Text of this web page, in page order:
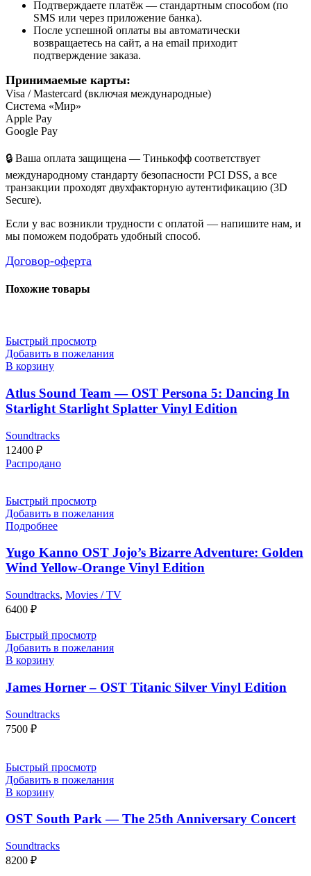
Подтверждаете платёж — стандартным способом (по
SMS или через приложение банка).
После успешной оплаты вы автоматически
возвращаетесь на сайт, а на email приходит
подтверждение заказа.
Принимаемые карты:
Visa / Mastercard (включая международные)
Система «Мир»
Apple Pay
Google Pay
🔒 Ваша оплата защищена — Тинькофф соответствует
международному стандарту безопасности PCI DSS, а все
транзакции проходят двухфакторную аутентификацию (3D
Secure).
Если у вас возникли трудности с оплатой — напишите нам, и
мы поможем подобрать удобный способ.
Договор-оферта
Похожие товары
Быстрый просмотр
Добавить в пожелания
В корзину
Atlus Sound Team — OST Persona 5: Dancing In
Starlight Starlight Splatter Vinyl Edition
Soundtracks
12400 ₽
Распродано
Быстрый просмотр
Добавить в пожелания
Подробнее
Yugo Kanno OST Jojo’s Bizarre Adventure: Golden
Wind Yellow-Orange Vinyl Edition
Soundtracks, Movies / TV
6400 ₽
Быстрый просмотр
Добавить в пожелания
В корзину
James Horner – OST Titanic Silver Vinyl Edition
Soundtracks
7500 ₽
Быстрый просмотр
Добавить в пожелания
В корзину
OST South Park — The 25th Anniversary Concert
Soundtracks
8200 ₽